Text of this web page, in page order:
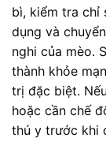
bì, kiểm tra chỉ
dụng và
nghi của mèo.
thành khỏe
trị đặc biệt.
hoặc cần chế
thú y trước khi